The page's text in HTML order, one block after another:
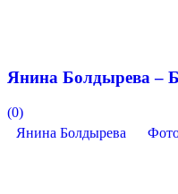
Янина Болдырева –
(0)
Янина Болдырева